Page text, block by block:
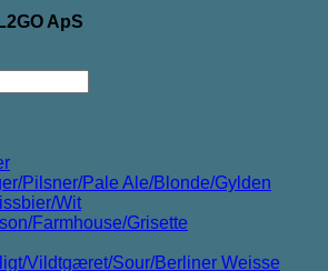
ApS
Pilsner/Pale Ale/Blonde/Gylden
Wit
Farmhouse/Grisette
Vildtgæret/Sour/Berliner Weisse